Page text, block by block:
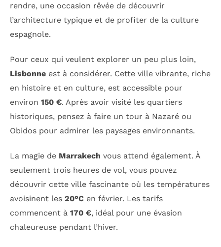
rendre, une occasion rêvée de découvrir
l’architecture typique et de profiter de la culture
espagnole.
Pour ceux qui veulent explorer un peu plus loin,
Lisbonne est à considérer. Cette ville vibrante, riche
en histoire et en culture, est accessible pour
environ 150 €. Après avoir visité les quartiers
historiques, pensez à faire un tour à Nazaré ou
Obidos pour admirer les paysages environnants.
La magie de Marrakech vous attend également. À
seulement trois heures de vol, vous pouvez
découvrir cette ville fascinante où les températures
avoisinent les 20°C en février. Les tarifs
commencent à 170 €, idéal pour une évasion
chaleureuse pendant l’hiver.